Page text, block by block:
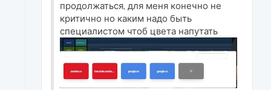
продолжаться, для меня конечно не
критично но каким надо быть
специалистом чтоб цвета напутать